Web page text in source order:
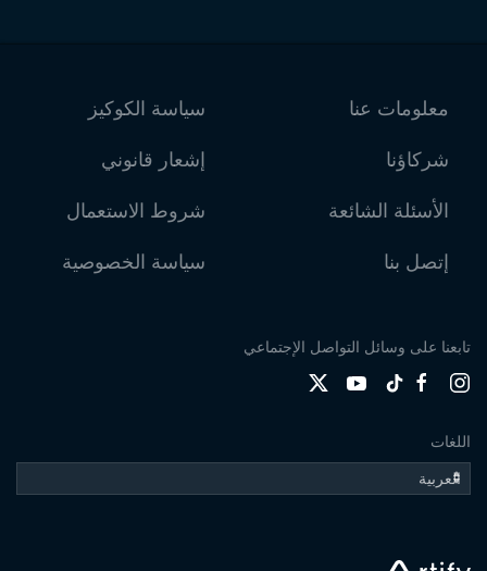
معلومات عنا
شركاؤنا
الأسئلة الشائعة
إتصل بنا
سياسة الكوكيز
إشعار قانوني
شروط الاستعمال
سياسة الخصوصية
تابعنا على وسائل التواصل الإجتماعي
اللغات